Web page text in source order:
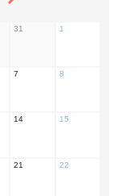
31 1
7 8
14 15
21 22